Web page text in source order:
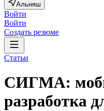
Альняш
Войти
Войти
Создать резюме
Статьи
СИГМА:
разработка